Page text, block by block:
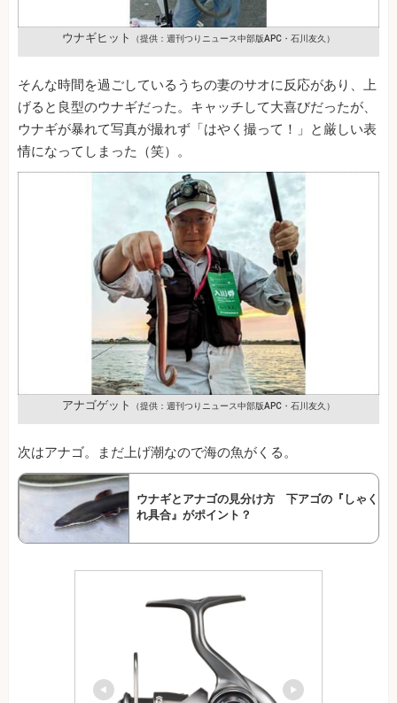
ウナギヒット （提供：週刊つりニュース中部版APC・石川友久）
そんな時間を過ごしているうちの妻のサオに反応があり、上
げると良型のウナギだった。キャッチして大喜びだったが、
ウナギが暴れて写真が撮れず「はやく撮って！」と厳しい表
情になってしまった（笑）。
アナゴゲット （提供：週刊つりニュース中部版APC・石川友久）
次はアナゴ。まだ上げ潮なので海の魚がくる。
ウナギとアナゴの見分け方 下アゴの『しゃく
れ具合』がポイント？